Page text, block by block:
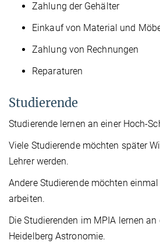
Zahlung der Gehälter
Einkauf von Material und
Zahlung von Rechnungen
Reparaturen
Studierende
Studierende lernen an einer Hoch-
Viele Studierende möchten später
Lehrer werden.
Andere Studierende möchten
arbeiten.
Die Studierenden im MPIA lernen
Heidelberg Astronomie.